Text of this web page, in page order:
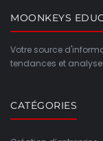
MOONKEYS
Votre source
tendances et
CATÉGORIES